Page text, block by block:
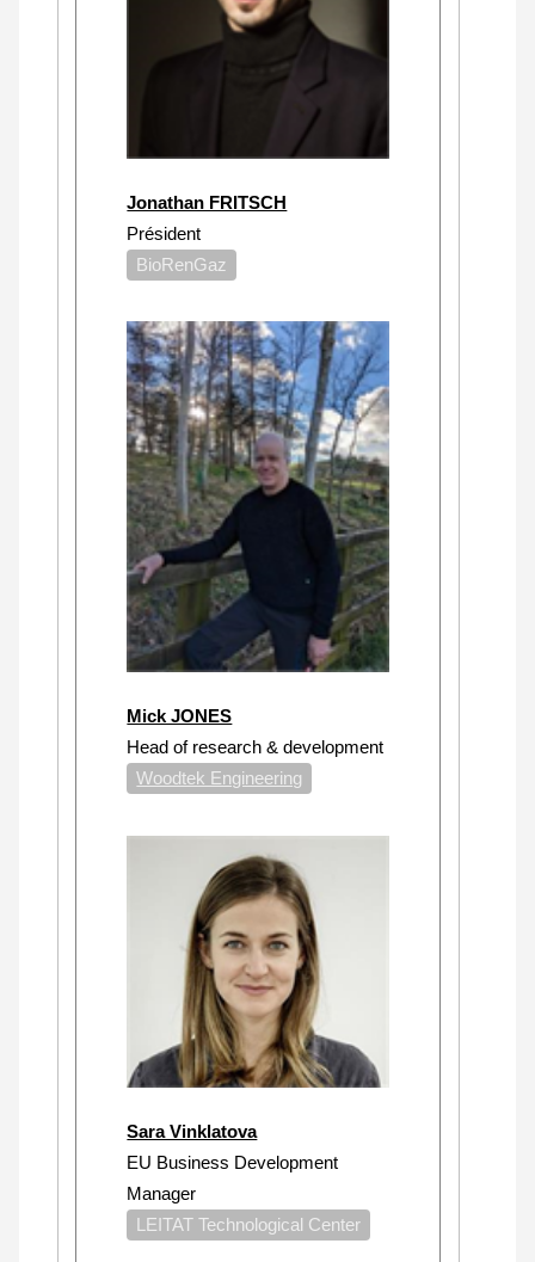
Jonathan FRITSCH
Président
BioRenGaz
Mick JONES
Head of research & development
Woodtek Engineering
Sara Vinklatova
EU Business Development
Manager
LEITAT Technological Center